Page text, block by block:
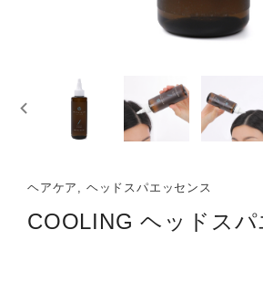
ヘアケア, ヘッドスパエッセンス
COOLING ヘッドスパ